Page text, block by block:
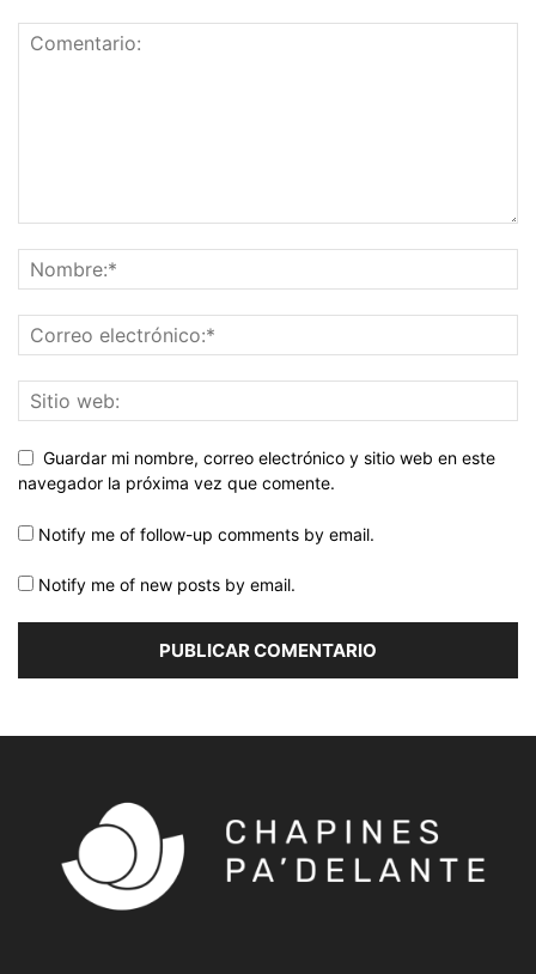
Guardar mi nombre, correo electrónico y sitio web en este
navegador la próxima vez que comente.
Notify me of follow-up comments by email.
Notify me of new posts by email.